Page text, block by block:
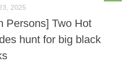
2025
Persons] Two Hot
hunt for big black